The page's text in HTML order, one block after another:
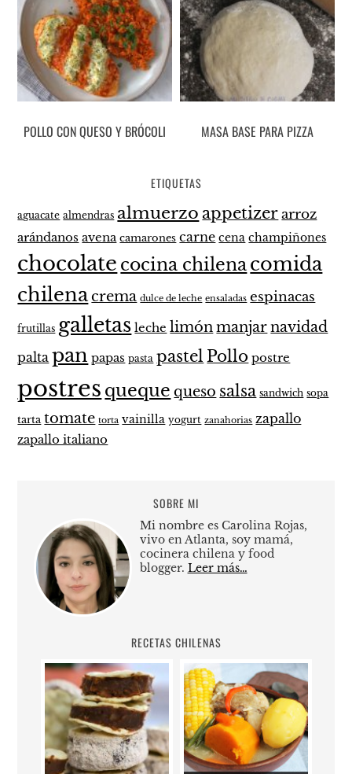
POLLO CON QUESO Y BRÓCOLI MASA BASE PARA PIZZA
ETIQUETAS
aguacate almendras almuerzo appetizer arroz
arándanos avena camarones carne cena champiñones
chocolate cocina chilenacomida
chilenacrema dulce de leche ensaladas espinacas
frutillas galletas leche limónmanjarnavidad
palta pan papas pasta pastel Pollo postre
postres queque queso salsa sandwich sopa
tarta tomate torta vainilla yogurt zanahorias zapallo
zapallo italiano
SOBRE MI
Mi nombre es Carolina Rojas,
vivo en Atlanta, soy mamá,
cocinera chilena y food
blogger. Leer más…
RECETAS CHILENAS